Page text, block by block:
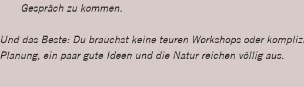
Gespräch zu kommen.
Und das Beste: Du brauchst keine teuren Workshops oder
Planung, ein paar gute Ideen und die Natur reichen völlig aus.